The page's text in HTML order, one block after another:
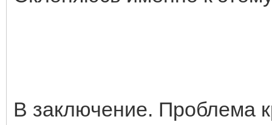
В заключение. Проблема